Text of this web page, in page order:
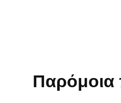
Παρόμοια